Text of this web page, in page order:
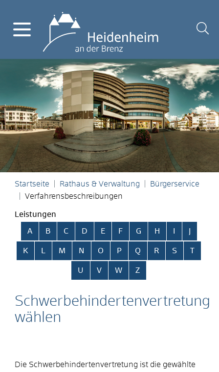
Startseite Rathaus & Verwaltung
Bürgerservice
Verfahrensbeschreibungen
Leistungen
Alphabetisches Register überspringen
A B C D E F G H
K L M N O P Q R S T
U V W Z
Schwerbehindertenvertretung
wählen
Die Schwerbehindertenvertretung ist die gewählte